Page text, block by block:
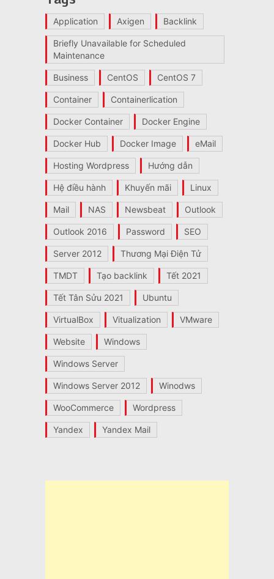
Application Axigen Backlink
Briefly Unavailable for Scheduled
Maintenance
Business CentOS CentOS 7
Container Containerlication
Docker Container Docker Engine
Docker Hub Docker Image eMail
Hosting Wordpress Hướng dẫn
Hệ điều hành Khuyến mãi Linux
Mail NAS Newsbeat Outlook
Outlook 2016 Password SEO
Server 2012 Thương Mại Điện Tử
TMDT Tạo backlink Tết 2021
Tết Tân Sửu 2021 Ubuntu
VirtualBox Vitualization VMware
Website Windows
Windows Server
Windows Server 2012 Winodws
WooCommerce Wordpress
Yandex Yandex Mail